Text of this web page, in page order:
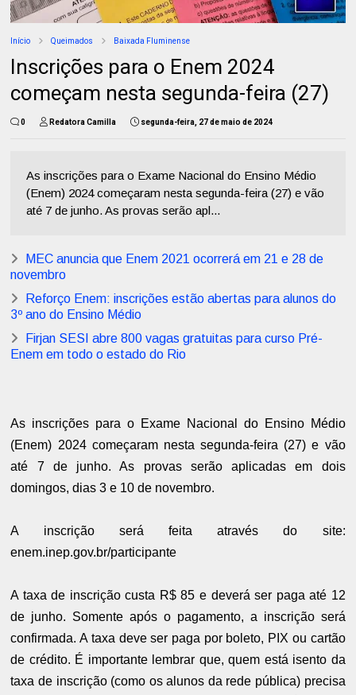
Início Queimados Baixada Fluminense
Inscrições para o Enem 2024
começam nesta segunda-feira (27)
0 Redatora Camilla segunda-feira, 27 de maio de 2024
As inscrições para o Exame Nacional do Ensino Médio
(Enem) 2024 começaram nesta segunda-feira (27) e vão
até 7 de junho. As provas serão apl...
MEC anuncia que Enem 2021 ocorrerá em 21 e 28 de
novembro
Reforço Enem: inscrições estão abertas para alunos do
3º ano do Ensino Médio
Firjan SESI abre 800 vagas gratuitas para curso Pré-
Enem em todo o estado do Rio
As inscrições para o Exame Nacional do Ensino Médio
(Enem) 2024 começaram nesta segunda-feira (27) e vão
até 7 de junho. As provas serão aplicadas em dois
domingos, dias 3 e 10 de novembro.
A inscrição será feita através do site:
enem.inep.gov.br/participante
A taxa de inscrição custa R$ 85 e deverá ser paga até 12
de junho. Somente após o pagamento, a inscrição será
confirmada. A taxa deve ser paga por boleto, PIX ou cartão
de crédito. É importante lembrar que, quem está isento da
taxa de inscrição (como os alunos da rede pública) precisa